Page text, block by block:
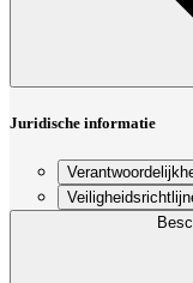
Juridische informatie